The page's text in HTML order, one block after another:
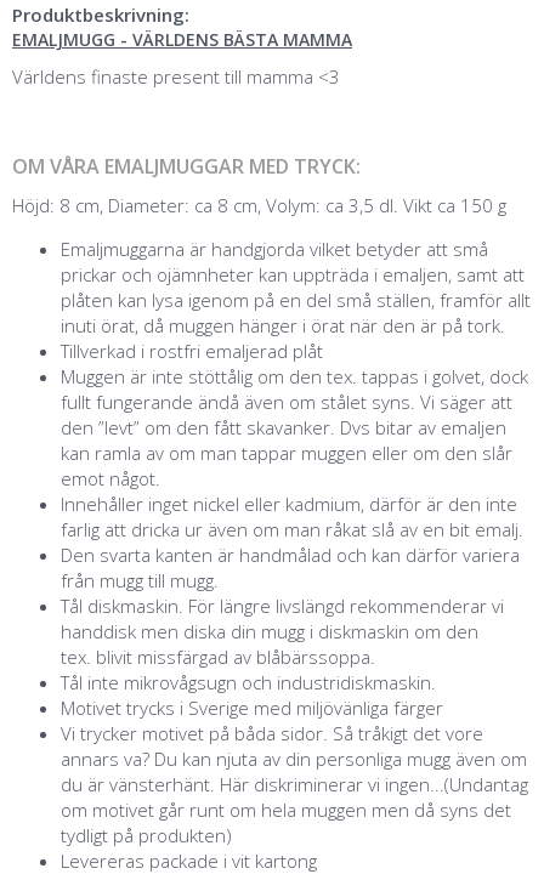
Produktbeskrivning:
EMALJMUGG - VÄRLDENS BÄSTA MAMMA
Världens finaste present till mamma <3
OM VÅRA EMALJMUGGAR MED TRYCK:
Höjd: 8 cm, Diameter: ca 8 cm, Volym: ca 3,5 dl. Vikt ca 150 g
Emaljmuggarna är handgjorda vilket betyder att små
prickar och ojämnheter kan uppträda i emaljen, samt att
plåten kan lysa igenom på en del små ställen, framför allt
inuti örat, då muggen hänger i örat när den är på tork.
Tillverkad i rostfri emaljerad plåt
Muggen är inte stöttålig om den tex. tappas i golvet, dock
fullt fungerande ändå även om stålet syns. Vi säger att
den ”levt” om den fått skavanker. Dvs bitar av emaljen
kan ramla av om man tappar muggen eller om den slår
emot något.
Innehåller inget nickel eller kadmium, därför är den inte
farlig att dricka ur även om man råkat slå av en bit emalj.
Den svarta kanten är handmålad och kan därför variera
från mugg till mugg.
Tål diskmaskin. För längre livslängd rekommenderar vi
handdisk men diska din mugg i diskmaskin om den
tex. blivit missfärgad av blåbärssoppa.
Tål inte mikrovågsugn och industridiskmaskin.
Motivet trycks i Sverige med miljövänliga färger
Vi trycker motivet på båda sidor. Så tråkigt det vore
annars va? Du kan njuta av din personliga mugg även om
du är vänsterhänt. Här diskriminerar vi ingen...(Undantag
om motivet går runt om hela muggen men då syns det
tydligt på produkten)
Levereras packade i vit kartong